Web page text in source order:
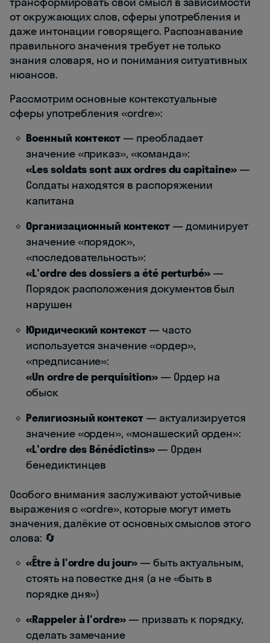
от окружающих слов, сферы употребления и
даже интонации говорящего. Распознавание
правильного значения требует не только
знания словаря, но и понимания ситуативных
нюансов.
Рассмотрим основные контекстуальные
сферы употребления «ordre»:
Военный контекст — преобладает
значение «приказ», «команда»:
«Les soldats sont aux ordres du capitaine»—
Солдаты находятся в распоряжении
капитана
Организационный контекст— доминирует
значение «порядок»,
«последовательность»:
«L'ordre des dossiers a été perturbé» —
Порядок расположения документов был
нарушен
Юридический контекст — часто
используется значение «ордер»,
«предписание»:
«Un ordre de perquisition»— Ордер на
обыск
Религиозный контекст — актуализируется
значение «орден», «монашеский орден»:
«L'ordre des Bénédictins»— Орден
бенедиктинцев
Особого внимания заслуживают устойчивые
выражения с «ordre», которые могут иметь
значения, далёкие от основных смыслов этого
слова: 🔄
«Être à l'ordre du jour»— быть актуальным,
стоять на повестке дня (а не «быть в
порядке дня»)
«Rappeler à l'ordre» — призвать к порядку,
сделать замечание